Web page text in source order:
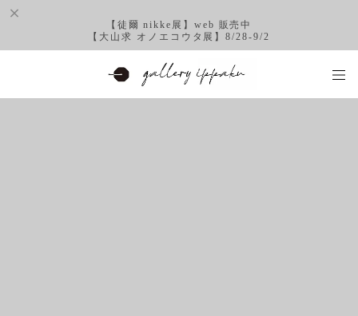
【徒爾 nikke展】web 販売中
【大山求 オノエコウタ展】8/28-9/2